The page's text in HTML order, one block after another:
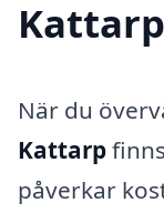
När du
Kattarp
påverkar